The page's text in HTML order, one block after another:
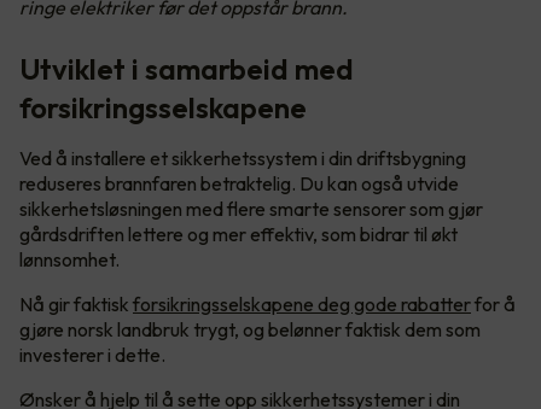
ringe elektriker før det oppstår brann.
Utviklet i samarbeid med
forsikringsselskapene
Ved å installere et sikkerhetssystem i din driftsbygning
reduseres brannfaren betraktelig. Du kan også utvide
sikkerhetsløsningen med flere smarte sensorer som gjør
gårdsdriften lettere og mer effektiv, som bidrar til økt
lønnsomhet.
Nå gir faktisk forsikringsselskapene deg gode rabatterfor å
gjøre norsk landbruk trygt, og belønner faktisk dem som
investerer i dette.
Ønsker å hjelp til å sette opp sikkerhetssystemer i din